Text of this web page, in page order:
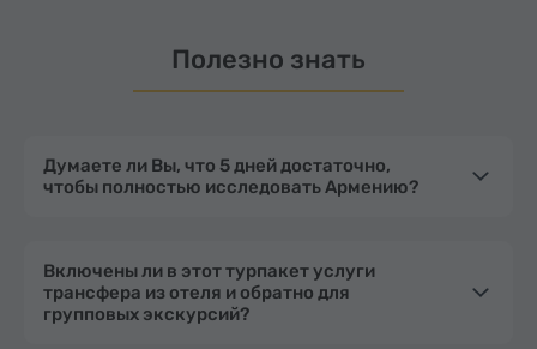
Полезно знать
Думаете ли Вы, что 5 дней достаточно,
чтобы полностью исследовать Армению?
Включены ли в этот турпакет услуги
трансфера из отеля и обратно для
групповых экскурсий?